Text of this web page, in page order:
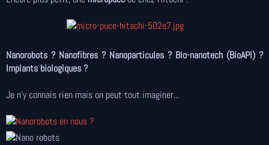
Nanorobots ? Nanofibres ? Nanoparticules ? Bio-nanotech (BioAPI) ?
Implants biologiques ?
Je n'y connais rien mais on peut tout imaginer...